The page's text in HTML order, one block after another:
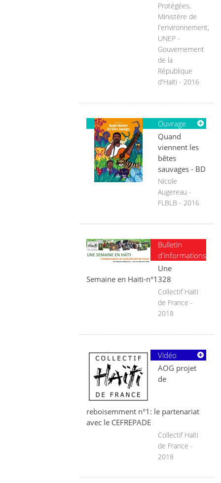
Protégées,
Ministère de
l'environnement,
UNEP -
Gouvernement
de la
République
d'Haïti - 2016
Ouvrage
Quand
viennent les
bêtes
sauvages - BD
Nicole
Augereau -
FLBLB - 2016
Bulletin
d'informations
Une
Semaine en Haïti-n°1328
Collectif Haïti
de France -
2018
Vidéo
AOG projet
de
reboisemment n°1: le partenariat
avec le CEFREPADE
Collectif Haïti
de France -
2018